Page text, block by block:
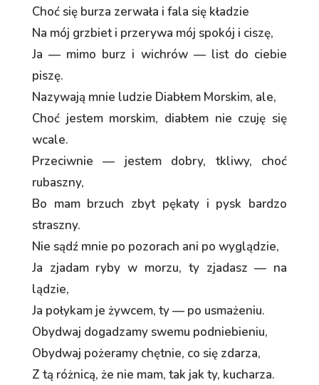
Choć się burza zerwała i fala się kładzie
Na mój grzbiet i przerywa mój spokój i ciszę,
Ja — mimo burz i wichrów — list do ciebie
piszę.
Nazywają mnie ludzie Diabłem Morskim, ale,
Choć jestem morskim, diabłem nie czuję się
wcale.
Przeciwnie — jestem dobry, tkliwy, choć
rubaszny,
Bo mam brzuch zbyt pękaty i pysk bardzo
straszny.
Nie sądź mnie po pozorach ani po wyglądzie,
Ja zjadam ryby w morzu, ty zjadasz — na
lądzie,
Ja połykam je żywcem, ty — po usmażeniu.
Obydwaj dogadzamy swemu podniebieniu,
Obydwaj pożeramy chętnie, co się zdarza,
Z tą różnicą, że nie mam, tak jak ty, kucharza.